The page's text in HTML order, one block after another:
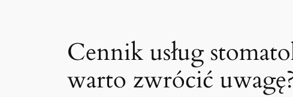
Cennik usług
warto zwrócić